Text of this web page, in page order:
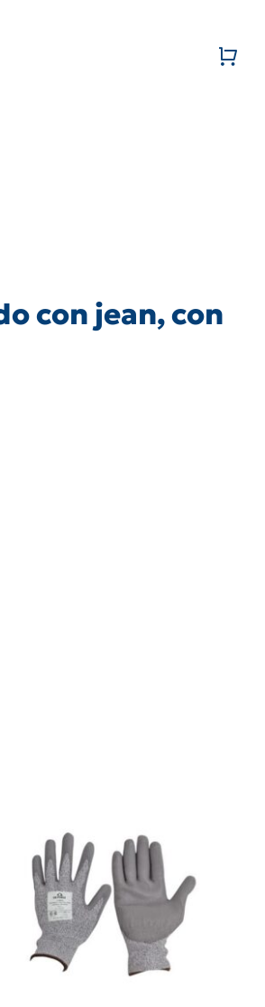
con jean, con